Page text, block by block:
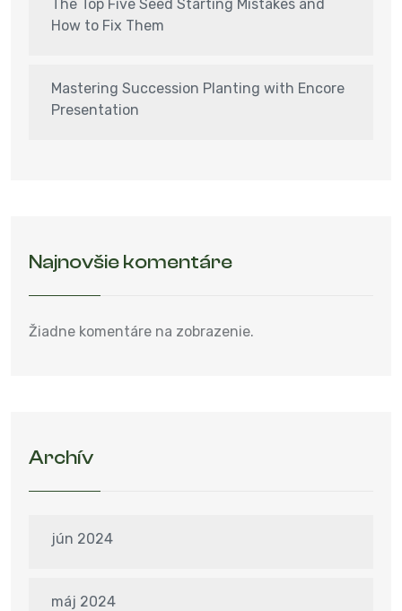
The Top Five Seed Starting Mistakes and
How to Fix Them
Mastering Succession Planting with Encore
Presentation
Najnovšie komentáre
Žiadne komentáre na zobrazenie.
Archív
jún 2024
máj 2024